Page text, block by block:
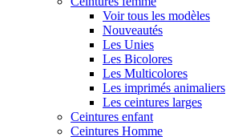
Voir tous les modèles
Nouveautés
Les Unies
Les Bicolores
Les Multicolores
Les imprimés animaliers
Les ceintures larges
Ceintures enfant
Ceintures Homme